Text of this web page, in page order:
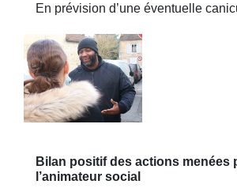
En prévision d’une éventuelle
Bilan positif des actions menées
l’animateur social